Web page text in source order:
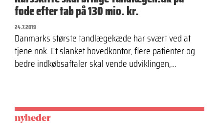
fode efter tab på 130 mio. kr.
24.7.2019
Danmarks største tandlægekæde har svært ved at
tjene nok. Et slanket hovedkontor, flere patienter og
bedre indkøbsaftaler skal vende udviklingen,…
nyheder